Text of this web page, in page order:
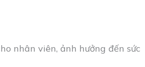
nhân viên, ảnh hưởng đến sức